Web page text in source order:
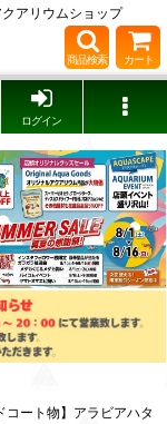
アリウムショップ
商品検索 カート
ログイン
コート物】アラビアハタ